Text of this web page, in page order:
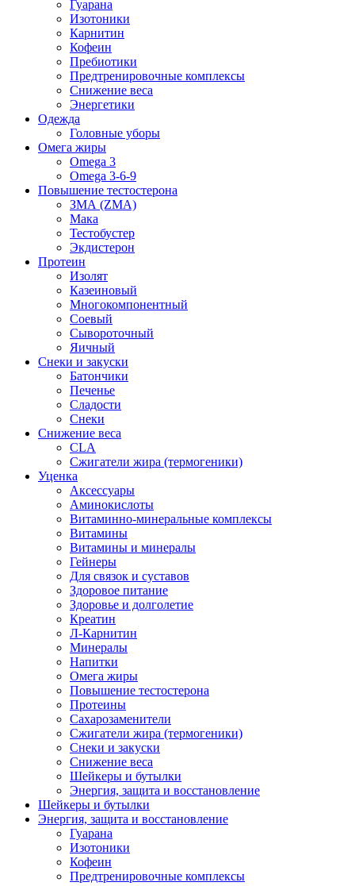
Гуарана
Изотоники
Карнитин
Кофеин
Пребиотики
Предтренировочные комплексы
Снижение веса
Энергетики
Одежда
Головные уборы
Омега жиры
Omega 3
Omega 3-6-9
Повышение тестостерона
ЗМА (ZMA)
Мака
Тестобустер
Экдистерон
Протеин
Изолят
Казеиновый
Многокомпонентный
Соевый
Сывороточный
Яичный
Снеки и закуски
Батончики
Печенье
Сладости
Снеки
Снижение веса
CLA
Сжигатели жира (термогеники)
Уценка
Аксессуары
Аминокислоты
Витаминно-минеральные комплексы
Витамины
Витамины и минералы
Гейнеры
Для связок и суставов
Здоровое питание
Здоровье и долголетие
Креатин
Л-Карнитин
Минералы
Напитки
Омега жиры
Повышение тестостерона
Протеины
Сахарозаменители
Сжигатели жира (термогеники)
Снеки и закуски
Снижение веса
Шейкеры и бутылки
Энергия, защита и восстановление
Шейкеры и бутылки
Энергия, защита и восстановление
Гуарана
Изотоники
Кофеин
Предтренировочные комплексы